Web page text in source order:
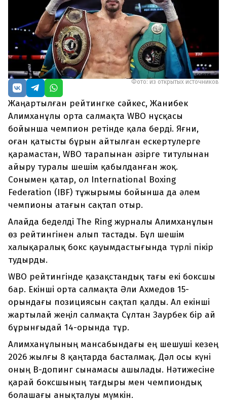
Фото: из открытых источников
Жаңартылған рейтингке сәйкес, Жанибек
Алимханұлы орта салмақта WBO нұсқасы
бойынша чемпион ретінде қала берді. Яғни,
оған қатысты бұрын айтылған ескертулерге
қарамастан, WBO тарапынан әзірге титулынан
айыру туралы шешім қабылданған жоқ.
Сонымен қатар, ол International Boxing
Federation (IBF) тұжырымы бойынша да әлем
чемпионы атағын сақтап отыр.
Алайда беделді The Ring журналы Алимханұлын
өз рейтингінен алып тастады. Бұл шешім
халықаралық бокс қауымдастығында түрлі пікір
тудырды.
WBO рейтингінде қазақстандық тағы екі боксшы
бар. Екінші орта салмақта Әли Ахмедов 15-
орындағы позициясын сақтап қалды. Ал екінші
жартылай жеңіл салмақта Сұлтан Заурбек бір ай
бұрынғыдай 14-орында тұр.
Алимханұлының мансабындағы ең шешуші кезең
2026 жылғы 8 қаңтарда басталмақ. Дәл осы күні
оның В-допинг сынамасы ашылады. Нәтижесіне
қарай боксшының тағдыры мен чемпиондық
болашағы анықталуы мүмкін.